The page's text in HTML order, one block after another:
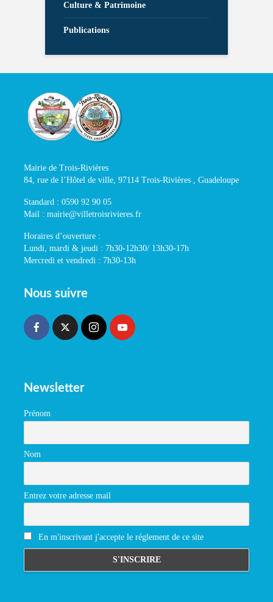
Culture & Patrimoine
Publications
Mairie de Trois-Rivières
84, rue de l’Hôtel de ville, 97114 Trois-Rivières , Guadeloupe
Standard : 0590 92 90 05
Mail : mairie@villetroisrivieres.fr
Horaires d’ouverture :
Lundi, mardi & jeudi : 7h30-12h30/ 13h30-17h
Mercredi et vendredi : 7h30-13h
Nous suivre
Newsletter
Prénom
Nom
Entrez votre adresse mail
En m'inscrivant j'accepte le réglement de ce site